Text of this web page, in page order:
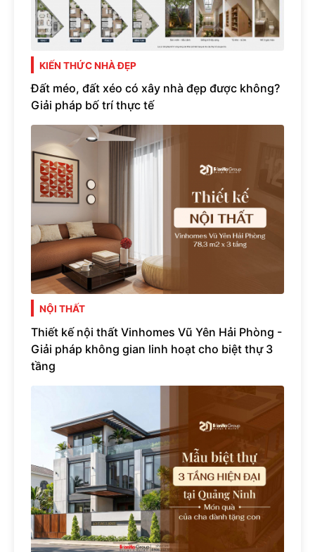
KIẾN THỨC NHÀ ĐẸP
Đất méo, đất xéo có xây nhà đẹp được không?
Giải pháp bố trí thực tế
NỘI THẤT
Thiết kế nội thất Vinhomes Vũ Yên Hải Phòng -
Giải pháp không gian linh hoạt cho biệt thự 3
tầng